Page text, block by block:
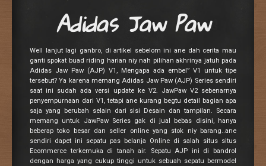
Adidas Jaw Paw
Well lanjut lagi ganbro, di artikel sebelom ini ane dah cerita mau
ganti spokat buad riding harian niy nah pilihan akhrinya jatuh pada
Adidas Jaw Paw (AJP) V1, Mengapa ada embel” V1 untuk tipe
tersebut? Ya karena memang Adidas Jaw Paw (AJP) Series sendiri
saat ini sudah ada versi update ke V2. JawPaw V2 sebenarnya
penyempurnaan dari V1, tetapi ane kurang begtu detail bagian apa
saja yang berubah selain dari sisi Desain dan tampilan. Secara
memang untuk JawPaw Series gak di jual bebas disini, hanya
beberap toko besar dan seller online yang stok niy barang..ane
sendiri dapet ini sepatu pas belanja Online di salah situs situs
Ecommerce terkemuka di tanah air. Sepatu AJP ini di bandrol
dengan harga yang cukup tinggi untuk sebuah sepatu bermodel